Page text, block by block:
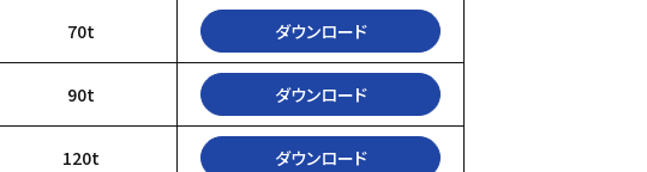
70t ダウンロード
90t ダウンロード
120t ダウンロード